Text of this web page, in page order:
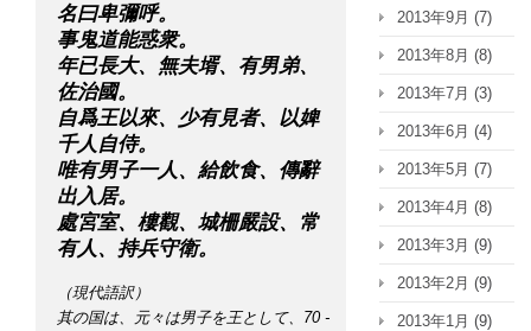
名曰卑彌呼。
事鬼道能惑衆。
年已長大、無夫壻、有男弟、
佐治國。
自爲王以來、少有見者、以婢
千人自侍。
唯有男子一人、給飲食、傳辭
出入居。
處宮室、樓觀、城柵嚴設、常
有人、持兵守衛。
（現代語訳）
其の国は、元々は男子を王として、70 -
2013年9月 (7)
2013年8月 (8)
2013年7月 (3)
2013年6月 (4)
2013年5月 (7)
2013年4月 (8)
2013年3月 (9)
2013年2月 (9)
2013年1月 (9)